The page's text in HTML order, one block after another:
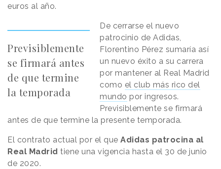
euros al año.
Previsiblemente
se firmará antes
de que termine
la temporada
De cerrarse el nuevo
patrocinio de Adidas,
Florentino Pérez sumaría así
un nuevo éxito a su carrera
por mantener al Real Madrid
como el club más rico del
mundo por ingresos.
Previsiblemente se firmará
antes de que termine la presente temporada.
El contrato actual por el que Adidas patrocina al
Real Madrid tiene una vigencia hasta el 30 de junio
de 2020.